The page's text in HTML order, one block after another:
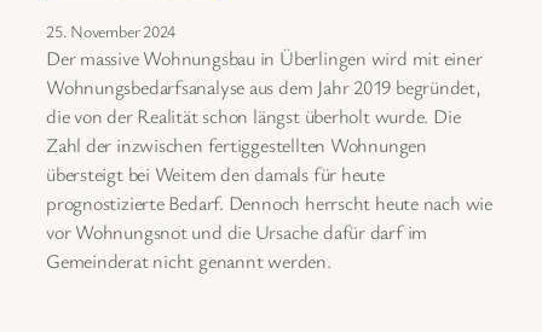
25. November 2024
Der massive Wohnungsbau in Überlingen wird mit einer
Wohnungsbedarfsanalyse aus dem Jahr 2019 begründet,
die von der Realität schon längst überholt wurde. Die
Zahl der inzwischen fertiggestellten Wohnungen
übersteigt bei Weitem den damals für heute
prognostizierte Bedarf. Dennoch herrscht heute nach wie
vor Wohnungsnot und die Ursache dafür darf im
Gemeinderat nicht genannt werden.